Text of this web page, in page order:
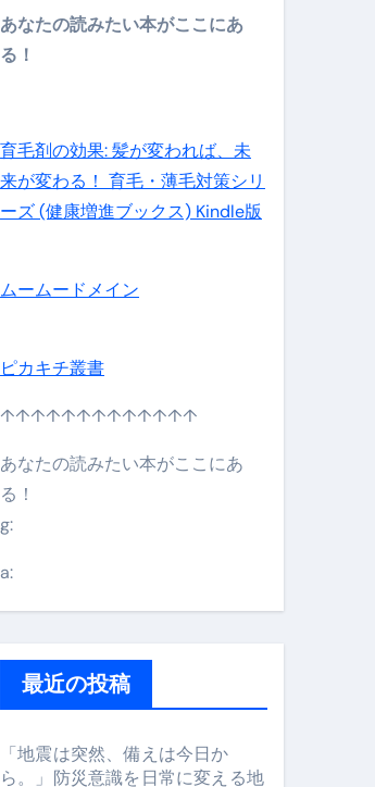
しくなります。【 竹花貴騎 切り抜き 会社員
#全財産 #暗号資産
あなたの読みたい本がここにあ
る！
育毛剤の効果: 髪が変われば、未
来が変わる！ 育毛・薄毛対策シリ
ーズ (健康増進ブックス) Kindle版
ムームードメイン
ピカキチ叢書
↑↑↑↑↑↑↑↑↑↑↑↑↑
あなたの読みたい本がここにあ
る！
g:
a:
最近の投稿
「地震は突然、備えは今日か
ら。」防災意識を日常に変える地